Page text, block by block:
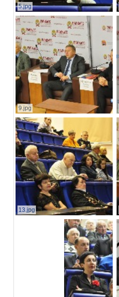
5.jpg
9.jpg
13.jpg